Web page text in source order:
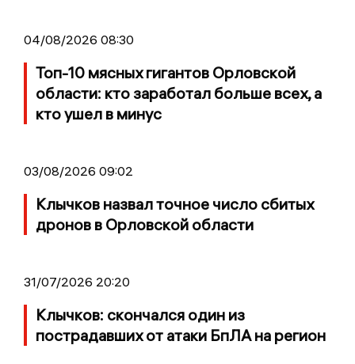
04/08/2026 08:30
Топ-10 мясных гигантов Орловской
области: кто заработал больше всех, а
кто ушел в минус
03/08/2026 09:02
Клычков назвал точное число сбитых
дронов в Орловской области
31/07/2026 20:20
Клычков: скончался один из
пострадавших от атаки БпЛА на регион